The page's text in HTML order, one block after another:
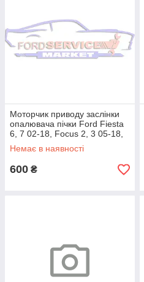
Моторчик приводу заслінки
опалювача пічки Ford Fiesta
6, 7 02-18, Focus 2, 3 05-18,
C-MAX 1, 2 03-18, KUGA 1,
Немає в наявності
600 ₴